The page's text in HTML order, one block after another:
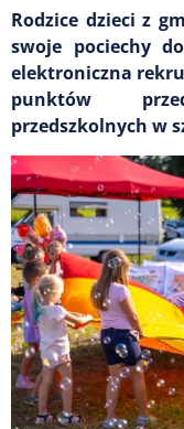
Rodzice dzieci z
swoje pociechy
elektroniczna
punktów
przedszkolnych w